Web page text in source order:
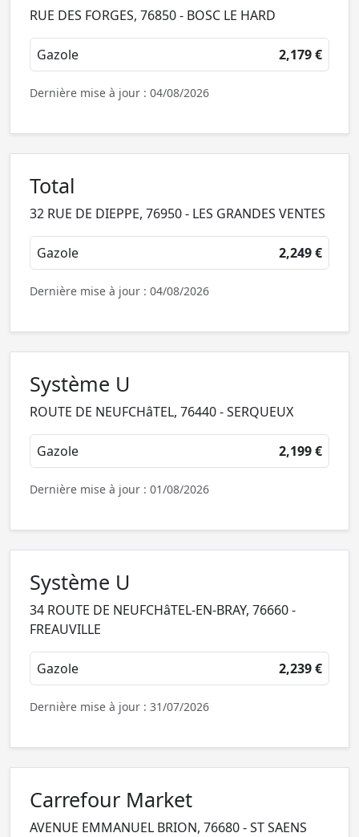
RUE DES FORGES, 76850 - BOSC LE HARD
Gazole 2,179 €
Dernière mise à jour : 04/08/2026
Total
32 RUE DE DIEPPE, 76950 - LES GRANDES VENTES
Gazole 2,249 €
Dernière mise à jour : 04/08/2026
Système U
ROUTE DE NEUFCHâTEL, 76440 - SERQUEUX
Gazole 2,199 €
Dernière mise à jour : 01/08/2026
Système U
34 ROUTE DE NEUFCHâTEL-EN-BRAY, 76660 -
FREAUVILLE
Gazole 2,239 €
Dernière mise à jour : 31/07/2026
Carrefour Market
AVENUE EMMANUEL BRION, 76680 - ST SAENS